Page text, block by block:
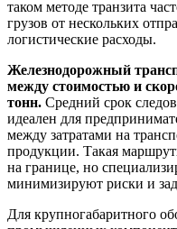
таком методе транзита
грузов от нескольких
логистические расходы.
Железнодорожный
между стоимостью и
тонн. Средний срок
идеален для
между затратами на
продукции. Такая
на границе, но
минимизируют риски и
Для крупногабаритного